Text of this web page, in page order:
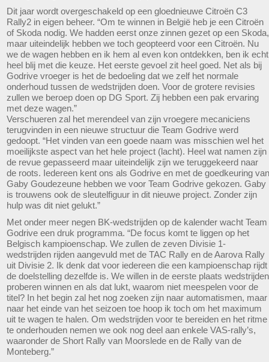
Dit jaar wordt overgeschakeld op een gloednieuwe Citroën C3
Rally2 in eigen beheer. “Om te winnen in België heb je een Citroën
of Skoda nodig. We hadden eerst onze zinnen gezet op een Skoda,
maar uiteindelijk hebben we toch geopteerd voor een Citroën. Nu
we de wagen hebben en ik hem al even kon ontdekken, ben ik echt
heel blij met die keuze. Het eerste gevoel zit heel goed. Net als bij
Godrive vroeger is het de bedoeling dat we zelf het normale
onderhoud tussen de wedstrijden doen. Voor de grotere revisies
zullen we beroep doen op DG Sport. Zij hebben een pak ervaring
met deze wagen.”
Verschueren zal het merendeel van zijn vroegere mecaniciens
terugvinden in een nieuwe structuur die Team Godrive werd
gedoopt. “Het vinden van een goede naam was misschien wel het
moeilijkste aspect van het hele project (lacht). Heel wat namen zijn
de revue gepasseerd maar uiteindelijk zijn we teruggekeerd naar
de roots. Iedereen kent ons als Godrive en met de goedkeuring van
Gaby Goudezeune hebben we voor Team Godrive gekozen. Gaby
is trouwens ook de sleutelfiguur in dit nieuwe project. Zonder zijn
hulp was dit niet gelukt.”
Met onder meer negen BK-wedstrijden op de kalender wacht Team
Godrive een druk programma. “De focus komt te liggen op het
Belgisch kampioenschap. We zullen de zeven Divisie 1-
wedstrijden rijden aangevuld met de TAC Rally en de Aarova Rally
uit Divisie 2. Ik denk dat voor iedereen die een kampioenschap rijdt
de doelstelling dezelfde is. We willen in de eerste plaats wedstrijden
proberen winnen en als dat lukt, waarom niet meespelen voor de
titel? In het begin zal het nog zoeken zijn naar automatismen, maar
naar het einde van het seizoen toe hoop ik toch om het maximum
uit te wagen te halen. Om wedstrijden voor te bereiden en het ritme
te onderhouden nemen we ook nog deel aan enkele VAS-rally’s,
waaronder de Short Rally van Moorslede en de Rally van de
Monteberg.”